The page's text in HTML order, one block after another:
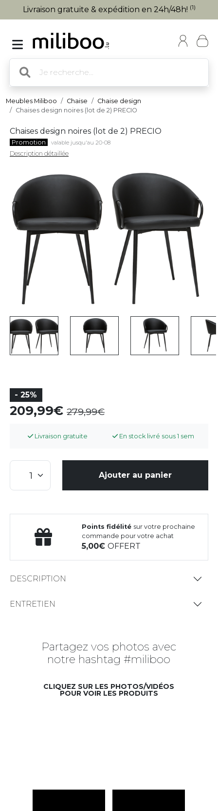
Livraison gratuite & expédition en 24h/48h! (1)
Meubles Miliboo Chaise
Chaise design
Chaises design noires (lot de 2) PRECIO
Chaises design noires (lot de 2) PRECIO
Promotion valable jusqu'au 20-08
Description détaillée
- 25%
209,99 279,99
Livraison gratuite En stock livré sous 1 sem
Ajouter au panier
Points fidélité sur votre prochaine
commande pour votre achat
5,00OFFERT
DESCRIPTION
ENTRETIEN
Partagez vos photos avec
notre hashtag #miliboo
CLIQUEZ SUR LES PHOTOS/VIDÉOS
POUR VOIR LES PRODUITS